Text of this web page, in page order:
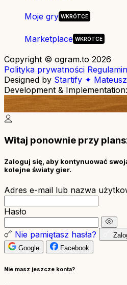
Moje gry
Marketplace
Copyright © ogram.to 2026
Polityka prywatności Regulamin
Designed by Startify ✦
Development & Implementation:
Witaj ponownie przy
Zaloguj się, aby kontynuować
kolejne światy gier.
Adres e-mail lub nazwa
Hasło
Nie pamiętasz hasła?
Google
Facebook
Nie masz jeszcze konta?